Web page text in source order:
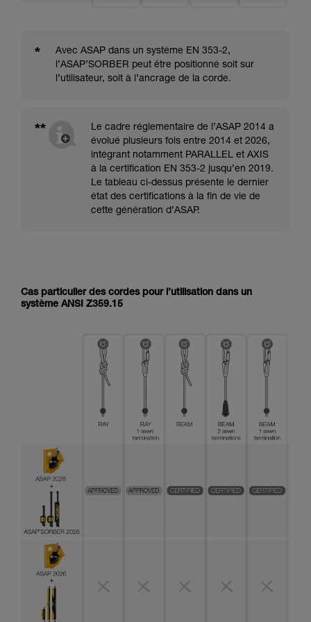
*
Avec ASAP dans un système EN 353-2,
l’ASAP’SORBER peut être positionné soit sur
l’utilisateur, soit à l’ancrage de la corde.
**
Le cadre réglementaire de l’ASAP 2014 a
évolué plusieurs fois entre 2014 et 2026,
intégrant notamment PARALLEL et AXIS
à la certification EN 353-2 jusqu’en 2019.
Le tableau ci-dessus présente le dernier
état des certifications à la fin de vie de
cette génération d’ASAP.
Cas particulier des cordes pour l’utilisation dans un
système ANSI Z359.15